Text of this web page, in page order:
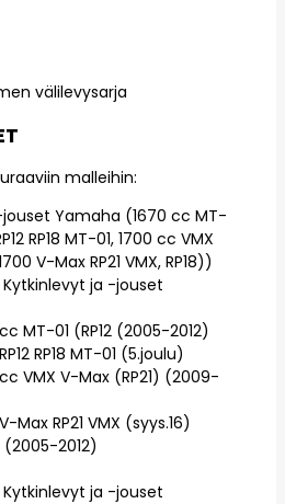
välilevysarja
malleihin:
Yamaha (1670 cc MT-
RP18 MT-01, 1700 cc VMX
V-Max RP21 VMX, RP18))
ja -jouset
MT-01 (RP12 (2005-2012)
RP18 MT-01 (5.joulu)
VMX V-Max (RP21) (2009-
Max RP21 VMX (syys.16)
(2005-2012)
ja -jouset